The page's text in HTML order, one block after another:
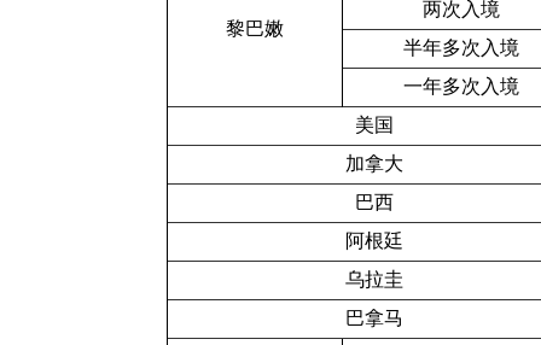
黎巴嫩
两次入境
半年多次入境
一年多次入境
美国
加拿大
巴西
阿根廷
乌拉圭
巴拿马